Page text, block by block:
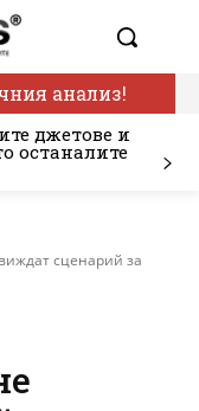
анализ!
джетове и
останалите
сценарий за